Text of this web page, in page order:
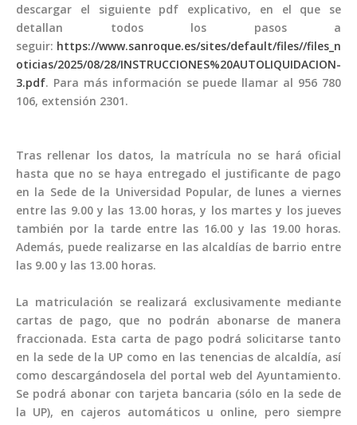
descargar el siguiente pdf explicativo, en el que se
detallan todos los pasos a
seguir: https://www.sanroque.es/sites/default/files//files_n
oticias/2025/08/28/INSTRUCCIONES%20AUTOLIQUIDACION-
3.pdf. Para más información se puede llamar al 956 780
106, extensión 2301.
Tras rellenar los datos, la matrícula no se hará oficial
hasta que no se haya entregado el justificante de pago
en la Sede de la Universidad Popular, de lunes a viernes
entre las 9.00 y las 13.00 horas, y los martes y los jueves
también por la tarde entre las 16.00 y las 19.00 horas.
Además, puede realizarse en las alcaldías de barrio entre
las 9.00 y las 13.00 horas.
La matriculación se realizará exclusivamente mediante
cartas de pago, que no podrán abonarse de manera
fraccionada. Esta carta de pago podrá solicitarse tanto
en la sede de la UP como en las tenencias de alcaldía, así
como descargándosela del portal web del Ayuntamiento.
Se podrá abonar con tarjeta bancaria (sólo en la sede de
la UP), en cajeros automáticos u online, pero siempre